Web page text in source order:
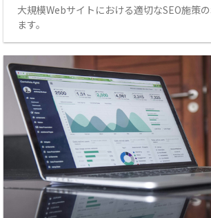
大規模Webサイトにおける適切なSEO施策
ます。